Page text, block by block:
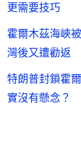
更需要技巧
霍爾木茲海峽
灣後又遭勸返
特朗普封鎖霍
實沒有懸念？